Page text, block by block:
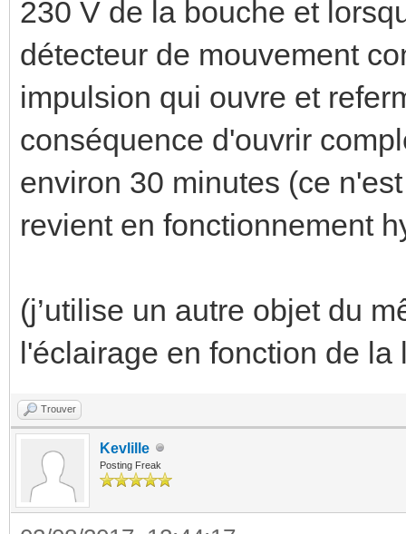
230 V de la bouche et
détecteur de mouvement
impulsion qui ouvre et
conséquence d'ouvrir
environ 30 minutes (ce
revient en fonctionnement
(j’utilise un autre objet du
l'éclairage en fonction de la
Trouver
Kevlille
Posting Freak